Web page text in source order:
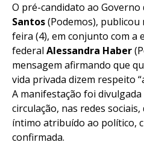
O pré-candidato ao Governo
Santos(Podemos), publicou
feira (4), em conjunto com a
federal Alessandra Haber
mensagem afirmando que
vida privada dizem respeito
A manifestação foi
circulação, nas redes
íntimo atribuído ao político,
confirmada.